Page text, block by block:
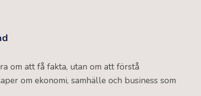
om att få fakta, utan om att förstå
om ekonomi, samhälle och business som